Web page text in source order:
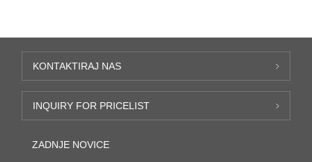
KONTAKTIRAJ NAS
INQUIRY FOR PRICELIST
ZADNJE NOVICE